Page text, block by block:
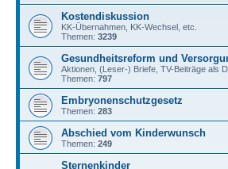
Kostendiskussion
KK-Übernahmen, KK-Wechsel, etc.
Themen: 3239
Gesundheitsreform und
Aktionen, (Leser-) Briefe, TV-Beiträge als
Themen: 797
Embryonenschutzgesetz
Themen: 283
Abschied vom Kinderwunsch
Themen: 249
Sternenkinder